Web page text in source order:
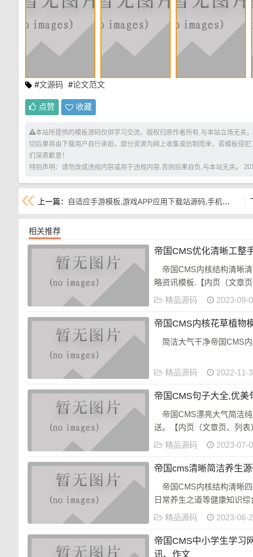
#文源码 #论文范文
点赞 收藏
本站所提供的模板源码仅供学习交流，版权归原作者所有,与本站立场无关
切后果将由下载用户自行承担，部分资源为网上收集或仿制而来，若模板侵
们深表歉意！
特别声明：请勿改成违规内容或用于违规内容,否则后果自负,与本站无关。
上一篇： 自适应手游模板,游戏APP应用下载站源码,手机APP游戏攻略应用
相关推荐
帝国CMS优化清晰工整
帝国CMS内核结构清晰
略资讯模板.【内页（文章
优化版
精品源码 2023-09-
帝国CMS内核花草植物
简洁大气干净帝国CMS
精品源码 2022-11-
帝国CMS句子大全,优
帝国CMS漂亮大气简洁
送。【内页（文章页、列表
精品源码 2023-07-
帝国cms清晰简洁养生
帝国CMS内核结构清晰
日常养生之道等健康知识综
精品源码 2023-06-
帝国CMS中小学生学习
讯、作文